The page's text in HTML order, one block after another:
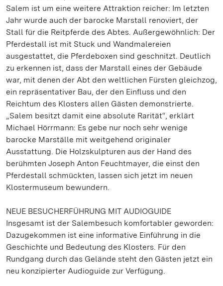
Salem ist um eine weitere Attraktion reicher: Im letzten
Jahr wurde auch der barocke Marstall renoviert, der
Stall für die Reitpferde des Abtes. Außergewöhnlich: Der
Pferdestall ist mit Stuck und Wandmalereien
ausgestattet, die Pferdeboxen sind geschnitzt. Deutlich
zu erkennen ist, dass der Marstall eines der Gebäude
war, mit denen der Abt den weltlichen Fürsten gleichzog,
ein repräsentativer Bau, der den Einfluss und den
Reichtum des Klosters allen Gästen demonstrierte.
„Salem besitzt damit eine absolute Rarität“, erklärt
Michael Hörrmann: Es gebe nur noch sehr wenige
barocke Marställe mit weitgehend originaler
Ausstattung. Die Holzskulpturen aus der Hand des
berühmten Joseph Anton Feuchtmayer, die einst den
Pferdestall schmückten, lassen sich jetzt im neuen
Klostermuseum bewundern.
NEUE BESUCHERFÜHRUNG MIT AUDIOGUIDE
Insgesamt ist der Salembesuch komfortabler geworden:
Dazugekommen ist eine informative Einführung in die
Geschichte und Bedeutung des Klosters. Für den
Rundgang durch das Gelände steht den Gästen jetzt ein
neu konzipierter Audioguide zur Verfügung.